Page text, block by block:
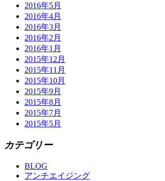
2016年5月
2016年4月
2016年3月
2016年2月
2016年1月
2015年12月
2015年11月
2015年10月
2015年9月
2015年8月
2015年7月
2015年5月
カテゴリー
BLOG
アンチエイジング